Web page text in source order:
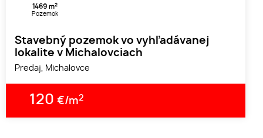
1469 m2
Pozemok
Stavebný pozemok vo vyhľadávanej
lokalite v Michalovciach
Predaj, Michalovce
120 €/m2